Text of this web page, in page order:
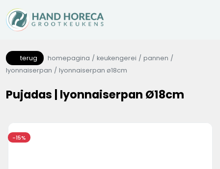
terug homepagina keukengerei
pannen
lyonnaiserpan
lyonnaiserpan ø18cm
Pujadas | lyonnaiserpan Ø18cm
-15%